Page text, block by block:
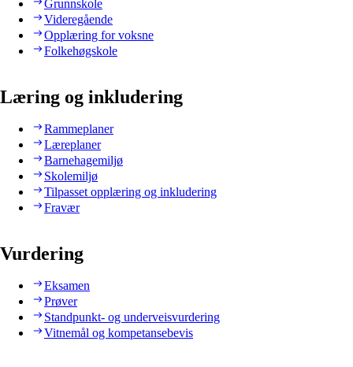
Grunnskole
Videregående
Opplæring for voksne
Folkehøgskole
Læring og inkludering
Rammeplaner
Læreplaner
Barnehagemiljø
Skolemiljø
Tilpasset opplæring og inkludering
Fravær
Vurdering
Eksamen
Prøver
Standpunkt- og underveisvurdering
Vitnemål og kompetansebevis